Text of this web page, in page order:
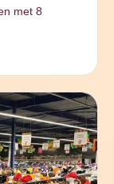
met 8